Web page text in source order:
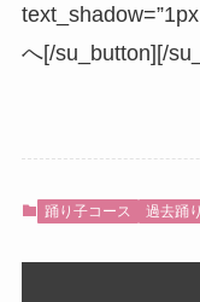
へ[/su_button][/
踊り子コース 過去踊